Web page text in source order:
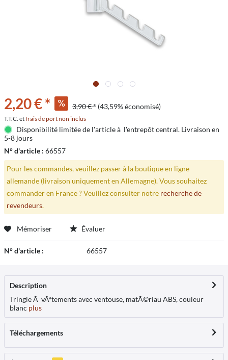
2,20 € * 3,90 € * (43,59% économisé)
T.T.C. etfrais de port non inclus
Disponibilité limitée de l'article à l'entrepôt central. Livraison en
5-8 jours
N° d'article : 66557
Pour les commandes, veuillez passer à la boutique en ligne
allemande (livraison uniquement en Allemagne). Vous souhaitez
commander en France ? Veuillez consulter notre recherche de
revendeurs.
Mémoriser Évaluer
N° d'article : 66557
Description
Tringle Ã vÃªtements avec ventouse, matÃ©riau ABS, couleur
blanc plus
Téléchargements